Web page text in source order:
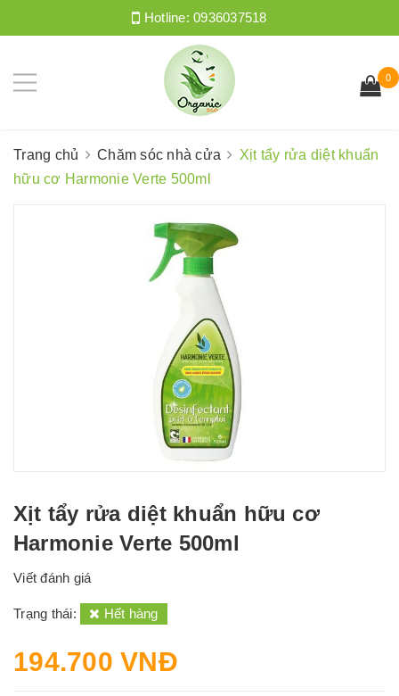
Hotline:0936037518
0
Trang chủ Chăm sóc nhà cửa
Xịt tẩy rửa diệt khuẩn
hữu cơ Harmonie Verte 500ml
Xịt tẩy rửa diệt khuẩn hữu cơ
Harmonie Verte 500ml
Viết đánh giá
Trạng thái: Hết hàng
194.700 VNĐ